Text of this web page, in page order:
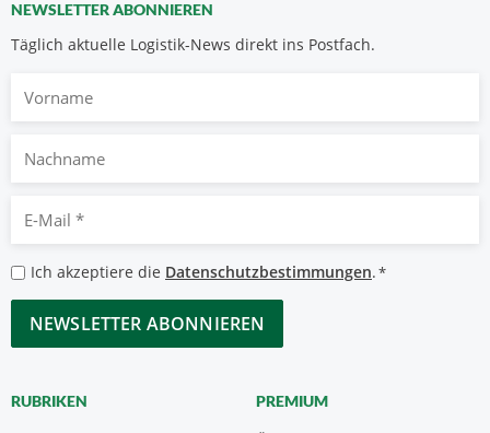
NEWSLETTER ABONNIEREN
Täglich aktuelle Logistik-News direkt ins Postfach.
Vorname
Nachname
Mail
*
Datenschutzbestimmungen
*
Ich akzeptiere die Datenschutzbestimmungen.*
CAPTCHA
RUBRIKEN PREMIUM